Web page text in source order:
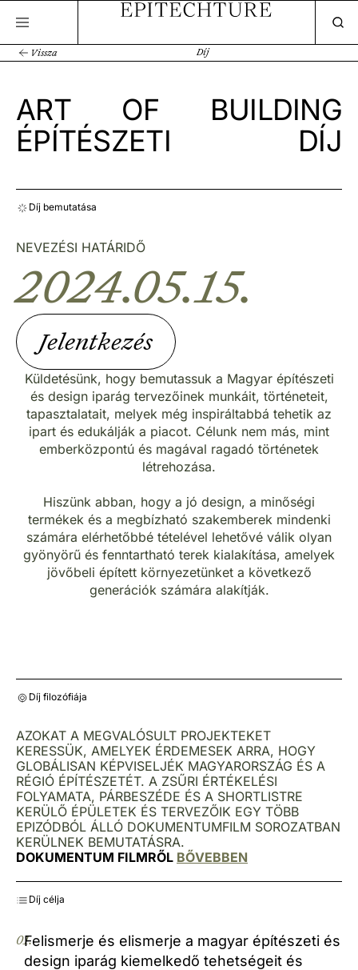
Vissza Díj
ART OF BUILDING
ÉPÍTÉSZETI DÍJ
Díj bemutatása
NEVEZÉSI HATÁRIDŐ
2024.05.15.
Jelentkezés
Küldetésünk, hogy bemutassuk a Magyar építészeti
és design iparág tervezőinek munkáit, történeteit,
tapasztalatait, melyek még inspiráltabbá tehetik az
ipart és edukálják a piacot. Célunk nem más, mint
emberközpontú és magával ragadó történetek
létrehozása.
Hiszünk abban, hogy a jó design, a minőségi
termékek és a megbízható szakemberek mindenki
számára elérhetőbbé tételével lehetővé válik olyan
gyönyörű és fenntartható terek kialakítása, amelyek
jövőbeli épített környezetünket a következő
generációk számára alakítják.
Díj filozófiája
AZOKAT A MEGVALÓSULT PROJEKTEKET
KERESSÜK, AMELYEK ÉRDEMESEK ARRA, HOGY
GLOBÁLISAN KÉPVISELJÉK MAGYARORSZÁG ÉS A
RÉGIÓ ÉPÍTÉSZETÉT. A ZSŰRI ÉRTÉKELÉSI
FOLYAMATA, PÁRBESZÉDE ÉS A SHORTLISTRE
KERÜLŐ ÉPÜLETEK ÉS TERVEZŐIK EGY TÖBB
EPIZÓDBÓL ÁLLÓ DOKUMENTUMFILM SOROZATBAN
KERÜLNEK BEMUTATÁSRA.
DOKUMENTUM FILMRŐL BŐVEBBEN
Díj célja
01.Felismerje és elismerje a magyar építészeti és
design iparág kiemelkedő tehetségeit és